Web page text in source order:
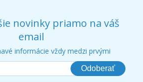
novinky priamo na váš
email
informácie vždy medzi prvými
Odoberať